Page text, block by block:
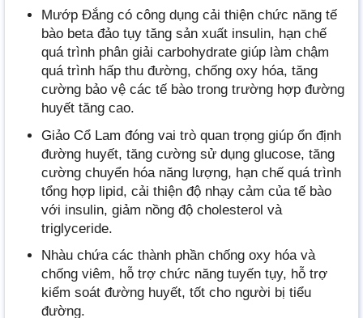
Mướp Đắng có công dụng cải thiện chức năng tế
bào beta đảo tụy tăng sản xuất insulin, hạn chế
quá trình phân giải carbohydrate giúp làm chậm
quá trình hấp thu đường, chống oxy hóa, tăng
cường bảo vệ các tế bào trong trường hợp đường
huyết tăng cao.
Giảo Cổ Lam đóng vai trò quan trọng giúp ổn định
đường huyết, tăng cường sử dụng glucose, tăng
cường chuyển hóa năng lượng, hạn chế quá trình
tổng hợp lipid, cải thiện độ nhạy cảm của tế bào
với insulin, giảm nồng độ cholesterol và
triglyceride.
Nhàu chứa các thành phần chống oxy hóa và
chống viêm, hỗ trợ chức năng tuyến tụy, hỗ trợ
kiểm soát đường huyết, tốt cho người bị tiểu
đường.